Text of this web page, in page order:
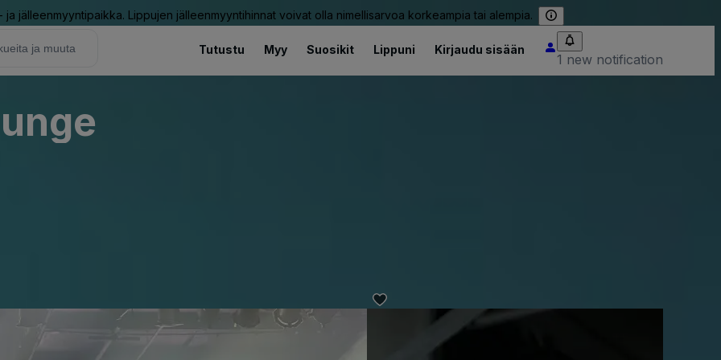
ja jälleenmyyntipaikka. Lippujen jälleenmyyntihinnat voivat olla nimellisarvoa korkeampia tai alempia.
Tutustu Myy Suosikit Lippuni Kirjaudu sisään
1 new notification